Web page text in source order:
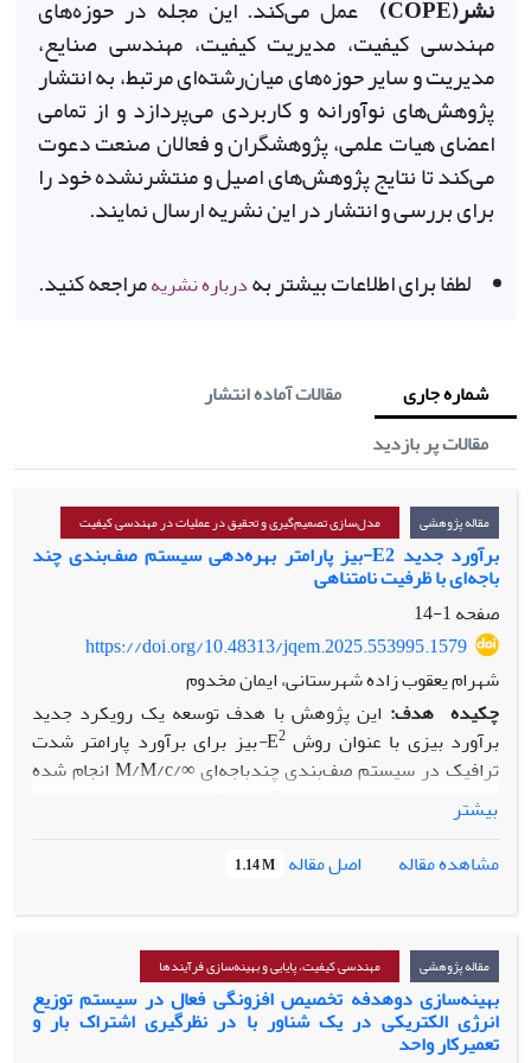
نشر(COPE) عمل می‌کند. این مجله در حوزه‌های
مهندسی کیفیت، مدیریت کیفیت، مهندسی صنایع،
مدیریت و سایر حوزه‌های میان‌رشته‌ای مرتبط، به انتشار
پژوهش‌های نوآورانه و کاربردی می‌پردازد و از تمامی
اعضای هیات علمی، پژوهشگران و فعالان صنعت دعوت
می‌کند تا نتایج پژوهش‌های اصیل و منتشرنشده خود را
برای بررسی و انتشار در این نشریه ارسال نمایند.
لطفا برای اطلاعات بیشتر بهدرباره نشریهمراجعه کنید.
شماره جاری
مقالات آماده انتشار
مقالات پر بازدید
مقاله پژوهشی مدل‌سازی تصمیم‌گیری و تحقیق در عملیات در مهندسی کیفیت
برآورد جدید E2-بیز پارامتر بهره‌دهی سیستم صف‌بندی چند
باجه‌ای با ظرفیت نامتناهی
صفحه1-14
https://doi.org/10.48313/jqem.2025.553995.1579
شهرام یعقوب زاده شهرستانی، ایمان مخدوم
چکیده هدف: این پژوهش با هدف توسعه‌ یک رویکرد جدید
برآورد بیزی با عنوان روش E2
-بیز برای برآورد پارامتر شدت
ترافیک در سیستم صف‌بندی چندباجه‌ای∞
/M/M/c
انجام شده
است. با توجه به اهمیت برآورد دقیق
بهینه‌سازی سیستم‌های خدماتی، این تحقیق به نیاز موجود برای
استنتاج‌های قابل اعتمادتر در شرایط عدم‌قطعیت می‌پردازد.
مدل صف‌بندی
خدمت‌دهنده است، در‌نظر گرفته شد. فواصل زمانی بین ورود
دارای توزیع نمایی با پارامتر μاست. پارامتر شدت ترافیک با
استفاده از روش‌های بیز،E
-بیز و روش پیشنهادی جدید E 2
-بیز
تحت تابع زیان آنتروپی عمومی برآورد شد. عملکرد برآوردگر
پیشنهادی با استفاده از شبیه‌سازی مونت‌کارلو و یک مجموعه‌داده
بیشتر
مشاهده مقاله
اصل مقاله 1.14 M
مقاله پژوهشی مهندسی کیفیت، پایایی و بهینه‌سازی فرآیندها
بهینه‌سازی دوهدفه تخصیص افزونگی فعال در سیستم توزیع
انرژی الکتریکی در یک شناور با در نظرگیری اشتراک بار و
تعمیرکار واحد